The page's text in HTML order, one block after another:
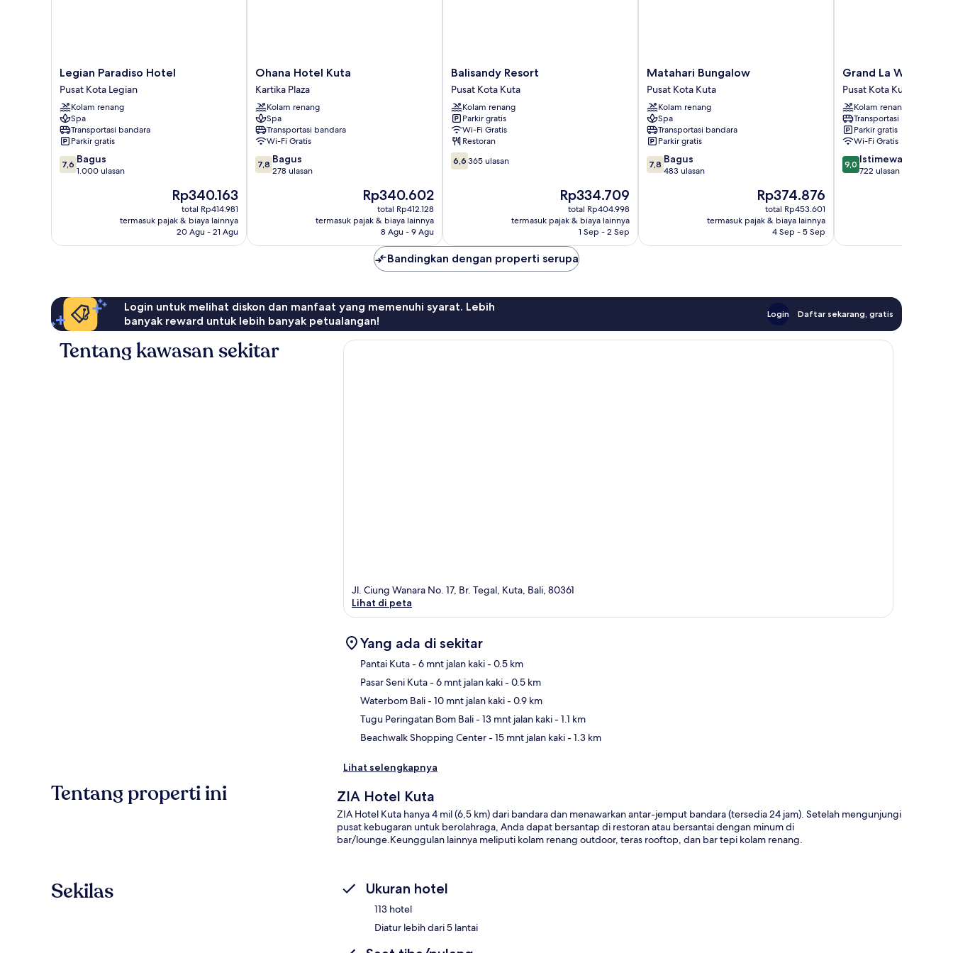
Legian
Paradiso
Hotel
Pusat
Kota
Legian
Legian Paradiso Hotel
Pusat Kota Legian
Kolam renang
Spa
Transportasi bandara
Parkir gratis
7.6
dari
7,6 Bagus
1.000 ulasan
Harga
sekarang
Rp340.163
Rp340.163
total Rp414.981
termasuk pajak & biaya lainnya
20 Agu - 21 Agu
Ohana
Hotel
Kuta
Kartika
Plaza
Ohana Hotel Kuta
Kartika Plaza
Kolam renang
Spa
Transportasi bandara
Wi-Fi Gratis
7.8
dari
7,8 Bagus
278 ulasan
Harga
sekarang
Rp340.602
Rp340.602
total Rp412.128
termasuk pajak & biaya lainnya
8 Agu - 9 Agu
Balisandy
Resort
Pusat
Kota
Kuta
Balisandy Resort
Pusat Kota Kuta
Kolam renang
Parkir gratis
Wi-Fi Gratis
Restoran
6.6
dari
6,6 365 ulasan
Harga
sekarang
Rp334.709
Rp334.709
total Rp404.998
termasuk pajak & biaya lainnya
1 Sep - 2 Sep
Matahari
Bungalow
Pusat
Kota
Kuta
Matahari Bungalow
Pusat Kota Kuta
Kolam renang
Spa
Transportasi bandara
Parkir gratis
7.8
dari
7,8 Bagus
483 ulasan
Harga
sekarang
Rp374.876
Rp374.876
total Rp453.601
termasuk pajak & biaya lainnya
4 Sep - 5 Sep
Grand
La
Walon
Hotel
Pusat
Kota
Kuta
Grand La Walon
Pusat Kota Kuta
Kolam renang
Transportasi bandara
Parkir gratis
Wi-Fi Gratis
9.0
dari
9,0 Istimewa
722 ulasan
Bandingkan dengan properti serupa
Login untuk melihat diskon dan manfaat yang memenuhi syarat. Lebih
banyak reward untuk lebih banyak petualangan!
Login Daftar sekarang, gratis
Tentang kawasan sekitar
Jl. Ciung Wanara No. 17, Br. Tegal, Kuta, Bali, 80361
Lihat di peta
Yang ada di sekitar
Pantai Kuta- 6 mnt jalan kaki- 0.5 km
Pasar Seni Kuta- 6 mnt jalan kaki- 0.5 km
Waterbom Bali- 10 mnt jalan kaki- 0.9 km
Tugu Peringatan Bom Bali- 13 mnt jalan kaki- 1.1 km
Beachwalk Shopping Center- 15 mnt jalan kaki- 1.3 km
Lihat selengkapnya
Tentang properti ini ZIA Hotel Kuta
ZIA Hotel Kuta hanya 4 mil (6,5 km) dari bandara dan menawarkan antar-jemput bandara (tersedia 24 jam). Setelah mengunjungi
pusat kebugaran untuk berolahraga, Anda dapat bersantap di restoran atau bersantai dengan minum di
bar/lounge.Keunggulan lainnya meliputi kolam renang outdoor, teras rooftop, dan bar tepi kolam renang.
Sekilas Ukuran hotel
113 hotel
Diatur lebih dari 5 lantai